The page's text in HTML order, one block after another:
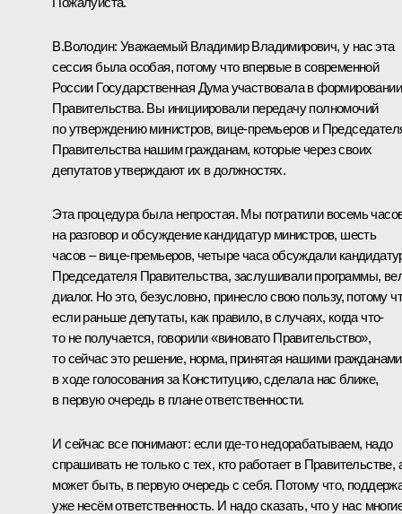
В.Володин: Уважаемый Владимир Владимирович, у нас эта
сессия была особая, потому что впервые в современной
России Государственная Дума участвовала в формировании
Правительства. Вы инициировали передачу полномочий
по утверждению министров, вице-премьеров и
Правительства нашим гражданам, которые через своих
депутатов утверждают их в должностях.
Эта процедура была непростая. Мы потратили восемь
на разговор и обсуждение кандидатур министров, шесть
часов – вице-премьеров, четыре часа обсуждали
Председателя Правительства, заслушивали программы,
диалог. Но это, безусловно, принесло свою пользу, потому
если раньше депутаты, как правило, в случаях, когда что-
то не получается, говорили «виновато Правительство»,
то сейчас это решение, норма, принятая нашими гражданами
в ходе голосования за Конституцию, сделала нас ближе,
в первую очередь в плане ответственности.
И сейчас все понимают: если где-то недорабатываем, надо
спрашивать не только с тех, кто работает в Правительстве,
может быть, в первую очередь с себя. Потому что,
уже несём ответственность. И надо сказать, что у нас